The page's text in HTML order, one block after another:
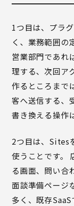
1つ目は、プラ
く、業務範囲の
営業部門であれ
理する、次回ア
作るところまで
客へ送信する、
書き換える操作
2つ目は、Sites
使うことです。
る画面、問い合
面談準備ページ
多く、既存